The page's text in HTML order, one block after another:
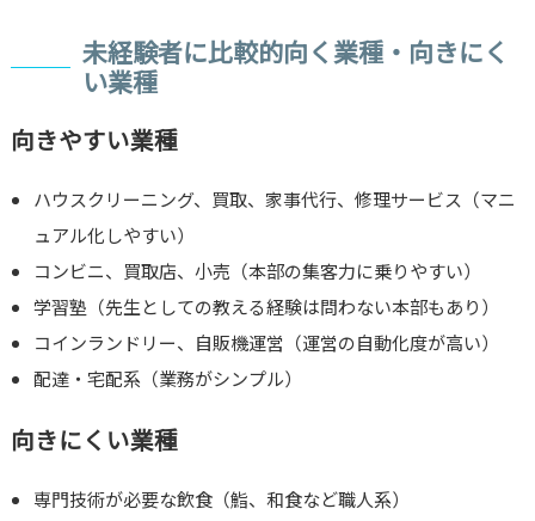
未経験者に比較的向く業種・向きにく
い業種
向きやすい業種
ハウスクリーニング、買取、家事代行、修理サービス（マニ
ュアル化しやすい）
コンビニ、買取店、小売（本部の集客力に乗りやすい）
学習塾（先生としての教える経験は問わない本部もあり）
コインランドリー、自販機運営（運営の自動化度が高い）
配達・宅配系（業務がシンプル）
向きにくい業種
専門技術が必要な飲食（鮨、和食など職人系）